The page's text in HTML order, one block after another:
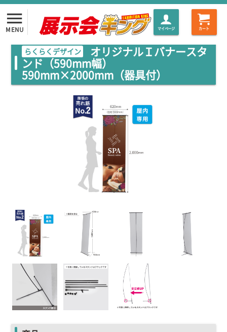
menu
MENU マイページ カート
らくらくデザイン オリジナルＩバナースタ
ンド（590mm幅）
590mm×2000mm（器具付）